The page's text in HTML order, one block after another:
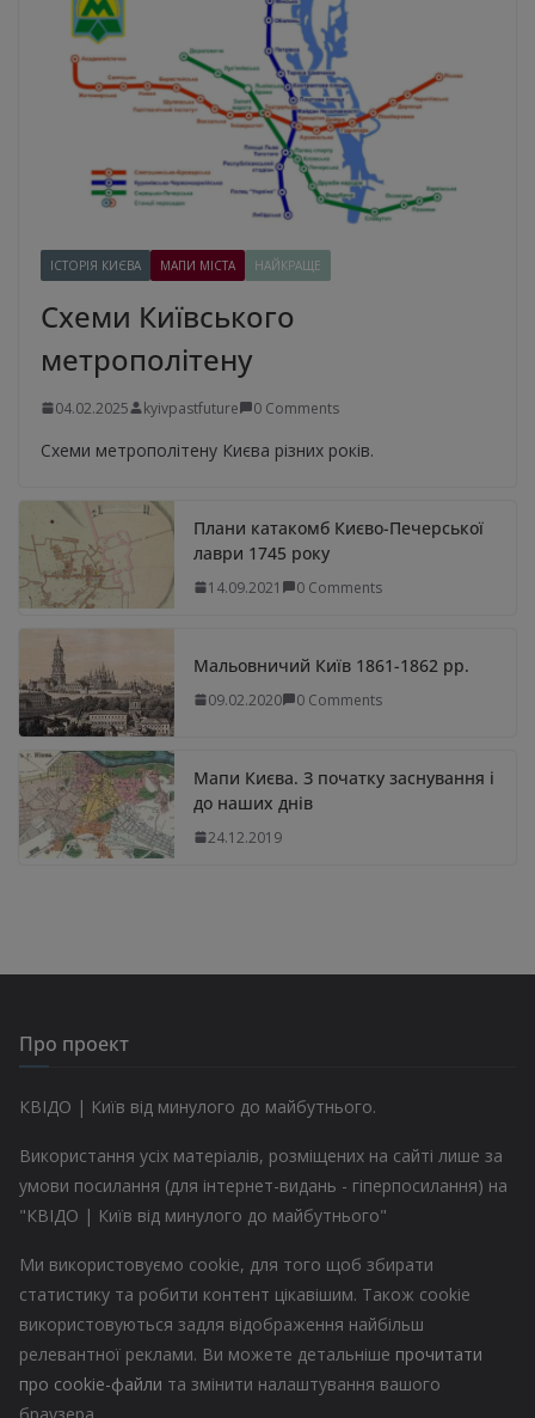
ІСТОРІЯ КИЄВА МАПИ МІСТА НАЙКРАЩЕ
Схеми Київського
метрополітену
04.02.2025 kyivpastfuture 0 Comments
Схеми метрополітену Києва різних років.
Плани катакомб Києво-Печерської
лаври 1745 року
14.09.2021 0 Comments
Мальовничий Київ 1861-1862 рр.
09.02.2020 0 Comments
Мапи Києва. З початку заснування і
до наших днів
24.12.2019
Про проект
КВІДО | Київ від минулого до майбутнього.
Використання усіх матеріалів, розміщених на сайті лише за
умови посилання (для інтернет-видань - гіперпосилання) на
"КВІДО | Київ від минулого до майбутнього"
Ми використовуємо cookie, для того щоб збирати
статистику та робити контент цікавішим. Також cookie
використовуються задля відображення найбільш
релевантної реклами. Ви можете детальніше прочитати
про cookie-файли та змінити налаштування вашого